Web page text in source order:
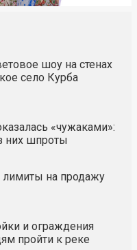
шоу на стенах
село Курба
«чужаками»:
них шпроты
лимиты на продажу
и ограждения
пройти к реке